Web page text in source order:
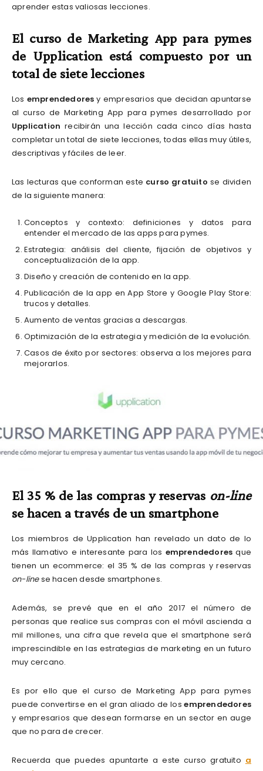
aprender estas valiosas lecciones.
El curso de Marketing App para pymes
de Upplication está compuesto por un
total de siete lecciones
Los emprendedores y empresarios que decidan apuntarse
al curso de Marketing App para pymes desarrollado por
Upplication recibirán una lección cada cinco días hasta
completar un total de siete lecciones, todas ellas muy útiles,
descriptivas y fáciles de leer.
Las lecturas que conforman este curso gratuito se dividen
de la siguiente manera:
Conceptos y contexto: definiciones y datos para
entender el mercado de las apps para pymes.
Estrategia: análisis del cliente, fijación de objetivos y
conceptualización de la app.
Diseño y creación de contenido en la app.
Publicación de la app en App Store y Google Play Store:
trucos y detalles.
Aumento de ventas gracias a descargas.
Optimización de la estrategia y medición de la evolución.
Casos de éxito por sectores: observa a los mejores para
mejorarlos.
El 35 % de las compras y reservas on-line
se hacen a través de un smartphone
Los miembros de Upplication han revelado un dato de lo
más llamativo e interesante para los emprendedores que
tienen un ecommerce: el 35 % de las compras y reservas
on-linese hacen desde smartphones.
Además, se prevé que en el año 2017 el número de
personas que realice sus compras con el móvil ascienda a
mil millones, una cifra que revela que el smartphone será
imprescindible en las estrategias de marketing en un futuro
muy cercano.
Es por ello que el curso de Marketing App para pymes
puede convertirse en el gran aliado de losemprendedores
y empresarios que desean formarse en un sector en auge
que no para de crecer.
Recuerda que puedes apuntarte a este curso gratuito a